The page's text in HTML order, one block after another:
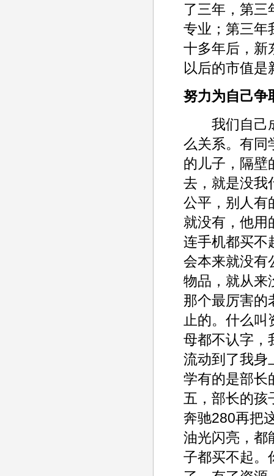
了三年，第三
专业；第三年
十多年后，新
以后的市值
努力为自己争
我们自己成
么关系。有同
的儿子，隔壁
去，就是没我
公平，别人有
就没有，他用
连手机都买不
会本来就没有
物品，就从来
那个最厉害的
止的。什么
母都不认字，
流动到了我身
学有的是部长
五，部长的孩
奔驰280再把
油光闪亮，都
子都买不起。